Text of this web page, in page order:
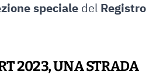
speciale del Registro
2023, UNA STRADA